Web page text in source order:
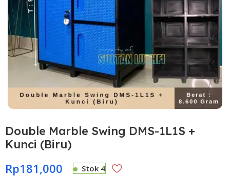
Double Marble Swing DMS-1L1S +
Kunci (Biru)
Rp181,000 Stok 4